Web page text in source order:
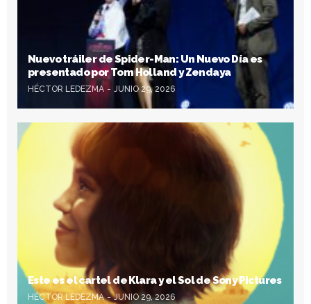
Nuevo tráiler de Spider-Man: Un Nuevo Día es
presentado por Tom Holland y Zendaya
HÉCTOR LEDEZMA JUNIO 29, 2026
Este es el cartel de Klara y el Sol de Sony Pictures
HÉCTOR LEDEZMA JUNIO 29, 2026